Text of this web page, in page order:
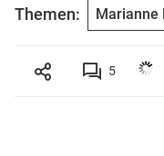
Themen: Marianne
5